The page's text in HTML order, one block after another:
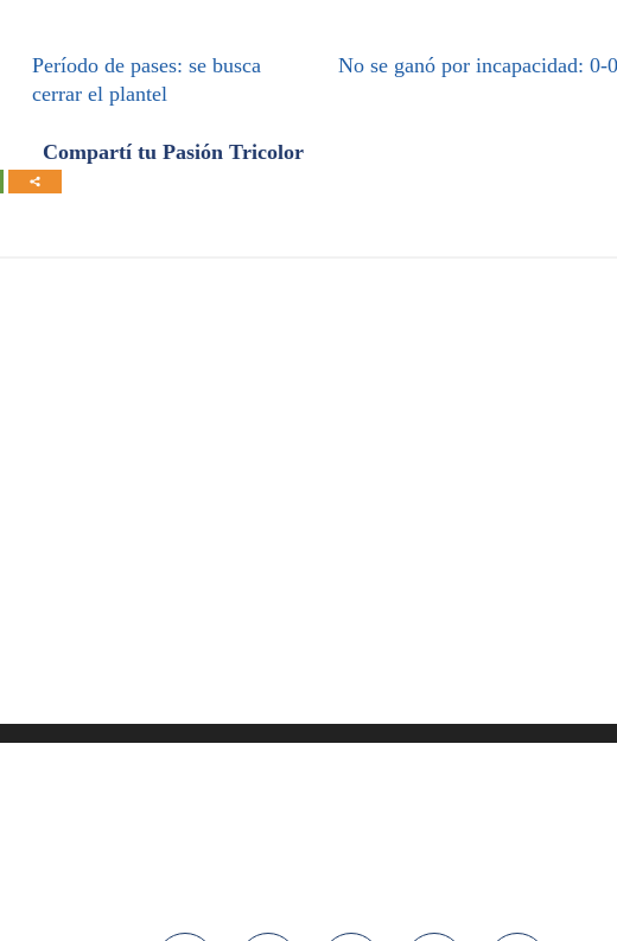
Período de pases: se busca
cerrar el plantel
No se ganó por incapacidad: 0-0
Compartí tu Pasión Tricolor